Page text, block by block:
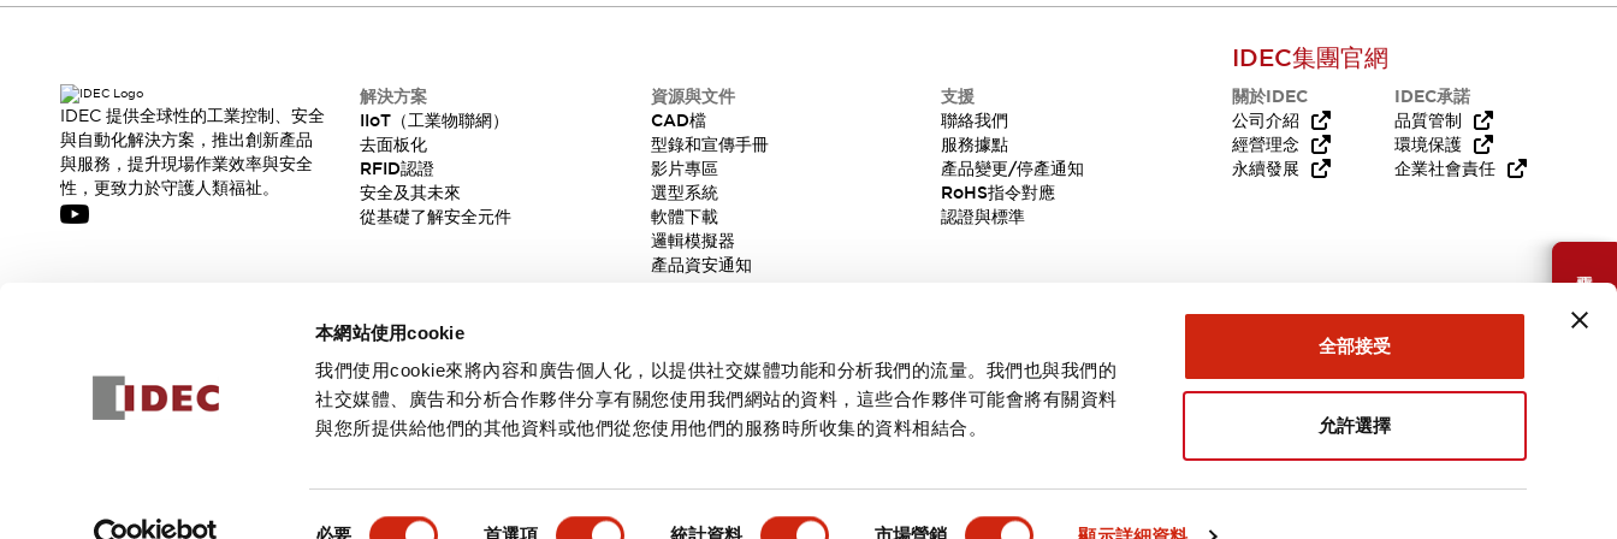
本網站使用cookie
我們使用cookie來將內容和廣告個人化，以提供社交媒體功能和分析我們的流量。我們也與我們的
社交媒體、廣告和分析合作夥伴分享有關您使用我們網站的資料，這些合作夥伴可能會將有關資料
與您所提供給他們的其他資料或他們從您使用他們的服務時所收集的資料相結合。
必要 首選項 統計資料 市場營銷
全部接受
允許選擇
需要幫助嗎？
IDEC 提供全球性的工業控制、安全
與自動化解決方案，推出創新產品
與服務，提升現場作業效率與安全
性，更致力於守護人類福祉。
解決方案
IIoT（工業物聯網）
去面板化
RFID認證
安全及其未來
從基礎了解安全元件
資源與文件
CAD檔
型錄和宣傳手冊
影片專區
選型系統
軟體下載
邏輯模擬器
產品資安通知
支援
聯絡我們
服務據點
產品變更/停產通知
RoHS指令對應
認證與標準
IDEC集團官網
關於IDEC
公司介紹
經營理念
永續發展
IDEC承諾
品質管制
環境保護
企業社會責任
訂閱
隱私權政策使用條款 台灣